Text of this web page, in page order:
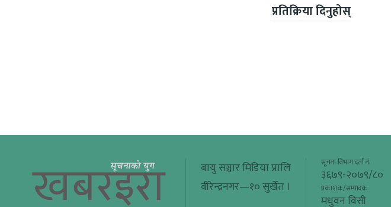
प्रतिक्रिया दिनुहोस्
बायु सञ्चार मिडिया प्रालि
वीरेन्द्रनगर—१० सुर्खेत ।
सूचना विभाग दर्ता नं.
३६७९-२०७९/८०
प्रकाशक/सम्पादक
मधुवन विसी